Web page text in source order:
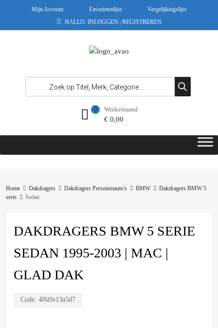
Mijn Account Favorietenlijst
Vergelijkingslijst
HALLO. INLOGGEN | REGISTREREN
Winkelmand
€0,00
0
Home Dakdragers Dakdragers Personenauto's BMW
Dakdragers BMW 5
serie
Sedan
DAKDRAGERS BMW 5 SERIE
SEDAN 1995-2003 | MAC |
GLAD DAK
Code: 4f6ffe13a5d7